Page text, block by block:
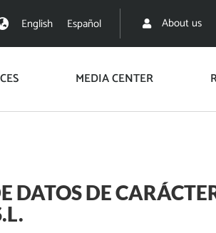
English Español About us
MEDIA CENTER
DE